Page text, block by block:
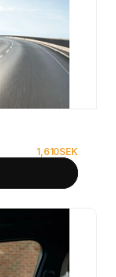
1,610SEK